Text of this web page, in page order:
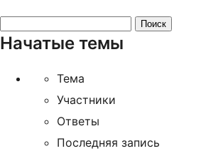
тем:
Начатые темы
Тема
Участники
Ответы
Последняя запись